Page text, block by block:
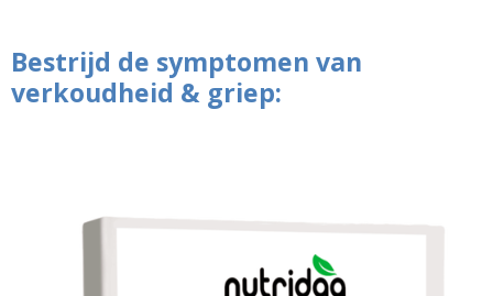
Bestrijd de symptomen van
verkoudheid & griep: